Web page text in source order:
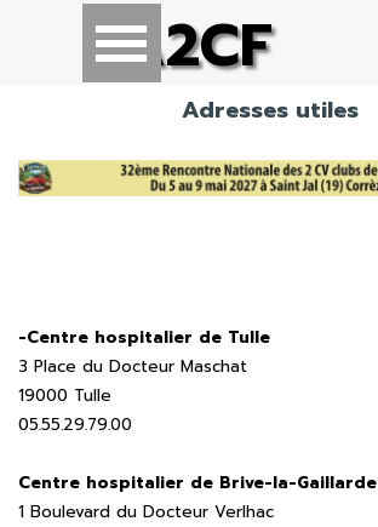
Aller au contenuA2CF
Sauter le menu
Adresses utiles
-Centre hospitalier de Tulle
3 Place du Docteur Maschat
19000 Tulle
05.55.29.79.00
Centre hospitalier de Brive-la-Gaillarde
1 Boulevard du Docteur Verlhac